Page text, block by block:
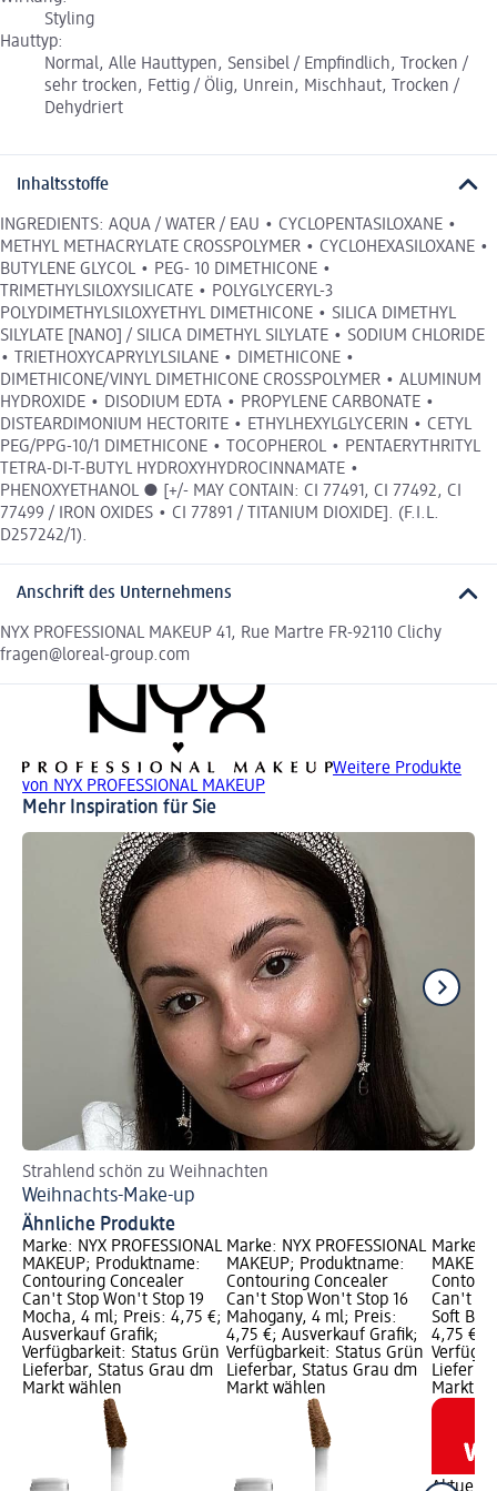
Styling
Hauttyp:
Normal, Alle Hauttypen, Sensibel / Empfindlich, Trocken /
sehr trocken, Fettig / Ölig, Unrein, Mischhaut, Trocken /
Dehydriert
Inhaltsstoffe
INGREDIENTS: AQUA / WATER / EAU • CYCLOPENTASILOXANE •
METHYL METHACRYLATE CROSSPOLYMER • CYCLOHEXASILOXANE •
BUTYLENE GLYCOL • PEG- 10 DIMETHICONE •
TRIMETHYLSILOXYSILICATE • POLYGLYCERYL-3
POLYDIMETHYLSILOXYETHYL DIMETHICONE • SILICA DIMETHYL
SILYLATE [NANO] / SILICA DIMETHYL SILYLATE • SODIUM CHLORIDE
• TRIETHOXYCAPRYLYLSILANE • DIMETHICONE •
DIMETHICONE/VINYL DIMETHICONE CROSSPOLYMER • ALUMINUM
HYDROXIDE • DISODIUM EDTA • PROPYLENE CARBONATE •
DISTEARDIMONIUM HECTORITE • ETHYLHEXYLGLYCERIN • CETYL
PEG/PPG-10/1 DIMETHICONE • TOCOPHEROL • PENTAERYTHRITYL
TETRA-DI-T-BUTYL HYDROXYHYDROCINNAMATE •
PHENOXYETHANOL ● [+/- MAY CONTAIN: CI 77491, CI 77492, CI
77499 / IRON OXIDES • CI 77891 / TITANIUM DIOXIDE]. (F.I.L.
D257242/1).
Anschrift des Unternehmens
NYX PROFESSIONAL MAKEUP 41, Rue Martre FR-92110 Clichy
fragen@loreal-group.com
Weitere Produkte
von NYX PROFESSIONAL MAKEUP
Mehr Inspiration für Sie
Strahlend schön zu Weihnachten
Weihnachts-Make-up
Ähnliche Produkte
Marke: NYX PROFESSIONAL
MAKEUP; Produktname:
Contouring Concealer
Can't Stop Won't Stop 19
Mocha, 4 ml; Preis: 4,75 €;
Ausverkauf Grafik;
Verfügbarkeit: Status Grün
Lieferbar, Status Grau dm
Markt wählen
Marke: NYX PROFESSIONAL
MAKEUP; Produktname:
Contouring Concealer
Can't Stop Won't Stop 16
Mahogany, 4 ml; Preis:
4,75 €; Ausverkauf Grafik;
Verfügbarkeit: Status Grün
Lieferbar, Status Grau dm
Markt wählen
Marke:
Can't
Soft
4,75 €;
Markt